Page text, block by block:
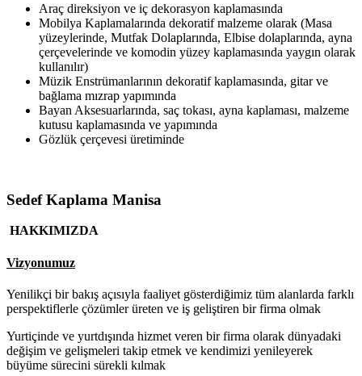
Araç direksiyon ve iç dekorasyon kaplamasında
Mobilya Kaplamalarında dekoratif malzeme olarak (Masa
yüzeylerinde, Mutfak Dolaplarında, Elbise dolaplarında, ayna
çerçevelerinde ve komodin yüzey kaplamasında yaygın olarak
kullanılır)
Müzik Enstrümanlarının dekoratif kaplamasında, gitar ve
bağlama mızrap yapımında
Bayan Aksesuarlarında, saç tokası, ayna kaplaması, malzeme
kutusu kaplamasında ve yapımında
Gözlük çerçevesi üretiminde
Sedef Kaplama Manisa
HAKKIMIZDA
Vizyonumuz
Yenilikçi bir bakış açısıyla faaliyet gösterdiğimiz tüm alanlarda farklı
perspektiflerle çözümler üreten ve iş geliştiren bir firma olmak
Yurtiçinde ve yurtdışında hizmet veren bir firma olarak dünyadaki
değişim ve gelişmeleri takip etmek ve kendimizi yenileyerek
büyüme sürecini sürekli kılmak